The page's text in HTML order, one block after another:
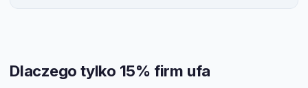
Dlaczego tylko 15% firm ufa